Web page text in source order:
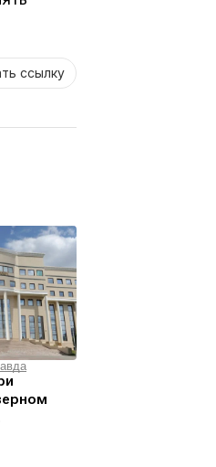
ссылку